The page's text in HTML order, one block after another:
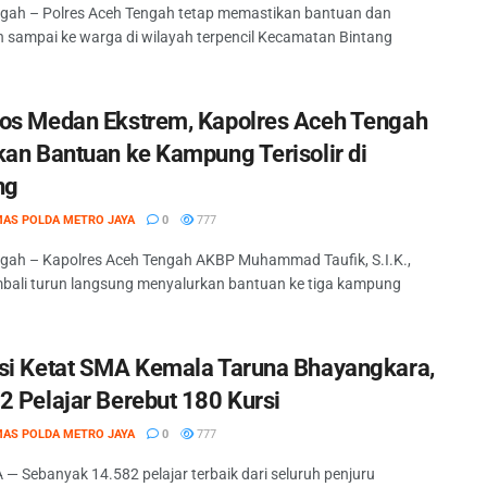
– Polres Aceh Tengah tetap memastikan bantuan dan
sampai ke warga di wilayah terpencil Kecamatan Bintang
Medan Ekstrem, Kapolres Aceh Tengah
Bantuan ke Kampung Terisolir di
POLDA METRO JAYA 0 777
– Kapolres Aceh Tengah AKBP Muhammad Taufik, S.I.K.,
turun langsung menyalurkan bantuan ke tiga kampung
Ketat SMA Kemala Taruna Bhayangkara,
Pelajar Berebut 180 Kursi
POLDA METRO JAYA 0 777
— Sebanyak 14.582 pelajar terbaik dari seluruh penjuru